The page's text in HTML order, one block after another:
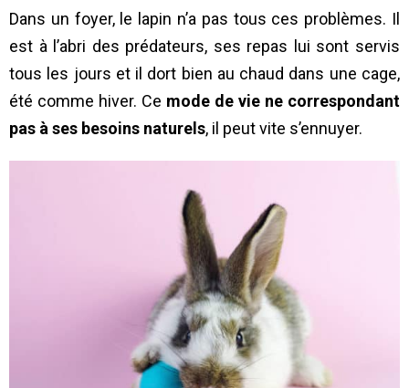
Dans un foyer, le lapin n’a pas tous ces problèmes. Il
est à l’abri des prédateurs, ses repas lui sont servis
tous les jours et il dort bien au chaud dans une cage,
été comme hiver. Ce mode de vie ne correspondant
pas à ses besoins naturels, il peut vite s’ennuyer.